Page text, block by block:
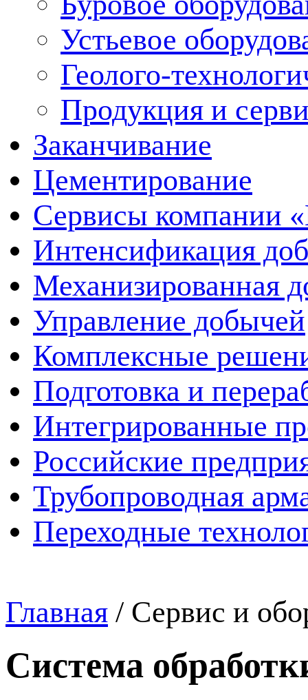
Устьевое
Геолого-
Продукция и
Заканчивание
Цементирование
Сервисы компании
Интенсификация
Механизированная
Управление добычей
Комплексные
Подготовка и
Интегрированные
Российские
Трубопроводная
Переходные
Главная / Сервис и
Система